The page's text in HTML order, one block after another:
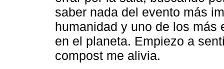
saber nada del evento más
humanidad y uno de los más
en el planeta. Empiezo a
compost me alivia.